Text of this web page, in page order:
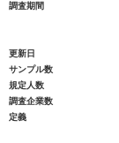
調査期間
更新日
サンプル数
規定人数
調査企業数
定義